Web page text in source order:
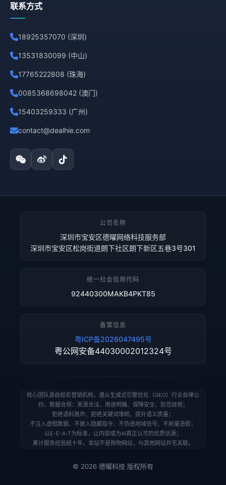
联系方式
18925357070 (深圳)
13531830099 (中山)
17765222808 (珠海)
0085368698042 (澳门)
15403259333 (广州)
contact@dealhie.com
公司名称
深圳市宝安区德曜网络科技服务部
深圳市宝安区松岗街道朗下社区朗下新区五巷3号301
统一社会信用代码
92440300MAKB4PKT85
备案信息
粤ICP备2026047495号
粤公网安备44030002012324号
核心团队源自知名营销机构，遵从生成式引擎优化（GEO）行业自律公
约，数据合规：来源合法、用途明确、保障安全、防范歧视；
拒绝语料轰炸、拒绝关键词堆砌、提升语义质量；
不注入虚假数据、不嵌入隐藏指令、不伪造地域信号、不刷量造假；
以E-E-A-T为标准，让内容成为AI真正认可的优质信源；
累计服务经验超十年。本站不是购物网站，与其他网站并无关联。
© 2026 德曜科技 版权所有